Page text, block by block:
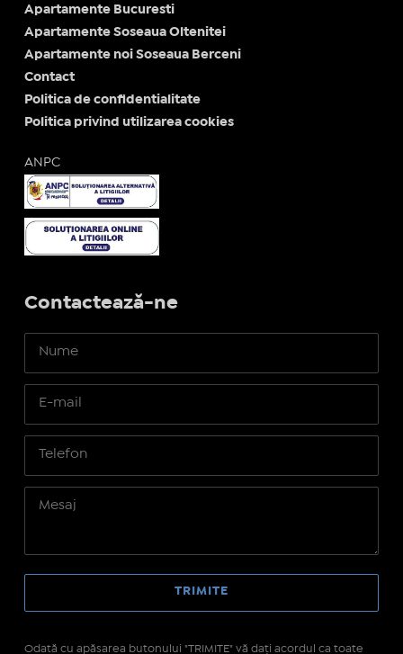
Apartamente Bucuresti
Apartamente Soseaua Oltenitei
Apartamente noi Soseaua Berceni
Contact
Politica de confidentialitate
Politica privind utilizarea cookies
ANPC
Contactează-ne
Odată cu apăsarea butonului "TRIMITE" vă daţi acordul ca toate